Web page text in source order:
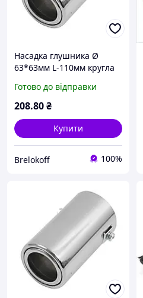
Насадка глушника Ø
63*63мм L-110мм кругла
106034
Готово до відправки
208.80₴
Купити
Brelokoff 100%